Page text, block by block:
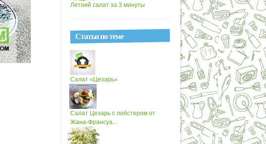
Летний салат за 3 минуты
Статьи по теме
Салат «Цезарь»
Салат Цезарь с лобстером от
Жана-Франсуа...